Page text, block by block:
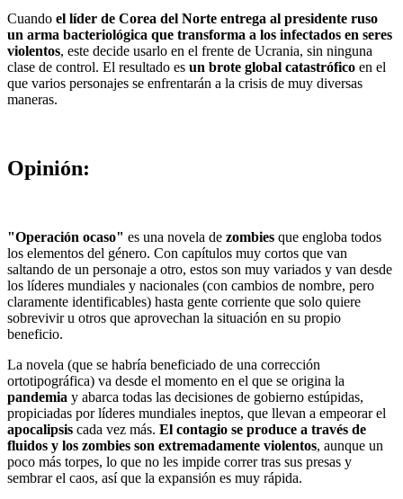
Cuando el líder de Corea del Norte entrega al presidente ruso
un arma bacteriológica que transforma a los infectados en seres
violentos, este decide usarlo en el frente de Ucrania, sin ninguna
clase de control. El resultado es un brote global catastrófico en el
que varios personajes se enfrentarán a la crisis de muy diversas
maneras.
Opinión:
"Operación ocaso" es una novela de zombies que engloba todos
los elementos del género. Con capítulos muy cortos que van
saltando de un personaje a otro, estos son muy variados y van desde
los líderes mundiales y nacionales (con cambios de nombre, pero
claramente identificables) hasta gente corriente que solo quiere
sobrevivir u otros que aprovechan la situación en su propio
beneficio.
La novela (que se habría beneficiado de una corrección
ortotipográfica) va desde el momento en el que se origina la
pandemia y abarca todas las decisiones de gobierno estúpidas,
propiciadas por líderes mundiales ineptos, que llevan a empeorar el
apocalipsis cada vez más. El contagio se produce a través de
fluidos y los zombies son extremadamente violentos, aunque un
poco más torpes, lo que no les impide correr tras sus presas y
sembrar el caos, así que la expansión es muy rápida.